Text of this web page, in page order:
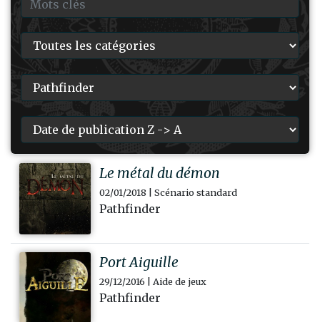
Le métal du démon
02/01/2018 | Scénario standard
Pathfinder
Port Aiguille
29/12/2016 | Aide de jeux
Pathfinder